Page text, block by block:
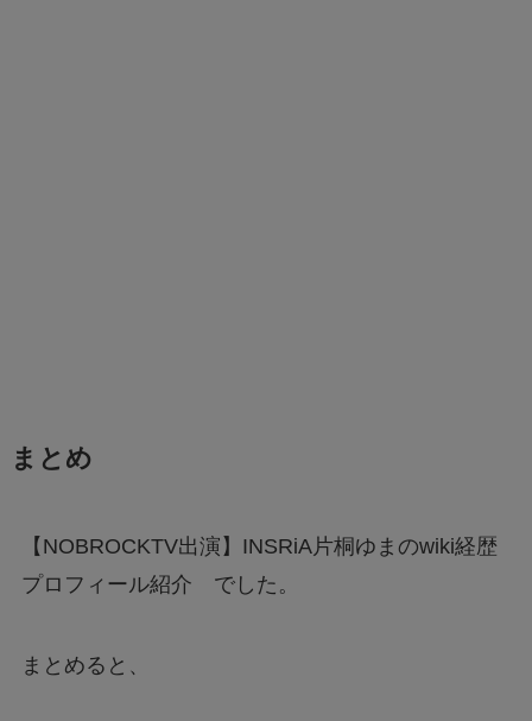
まとめ
【NOBROCKTV出演】INSRiA片桐ゆまのwiki経歴
プロフィール紹介 でした。
まとめると、